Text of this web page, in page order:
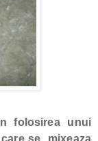
folosirea unui
se mixeaza